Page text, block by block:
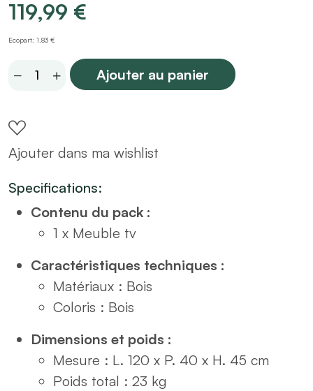
119,99 €
Ecopart: 1,83 €
Meuble
portes
chevron
quantity
Ajouter au panier
Ajouter dans ma wishlist
Specifications:
Contenu du pack :
1 x Meuble tv
Caractéristiques techniques :
Matériaux : Bois
Coloris : Bois
Dimensions et poids :
Mesure : L. 120 x P. 40 x H. 45 cm
Poids total : 23 kg